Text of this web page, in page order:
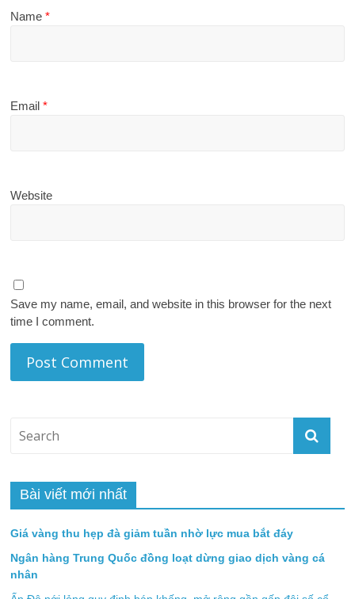
Name*
Email*
Website
Save my name, email, and website in this browser for the next
time I comment.
Bài viết mới nhất
Giá vàng thu hẹp đà giảm tuần nhờ lực mua bắt đáy
Ngân hàng Trung Quốc đồng loạt dừng giao dịch vàng cá
nhân